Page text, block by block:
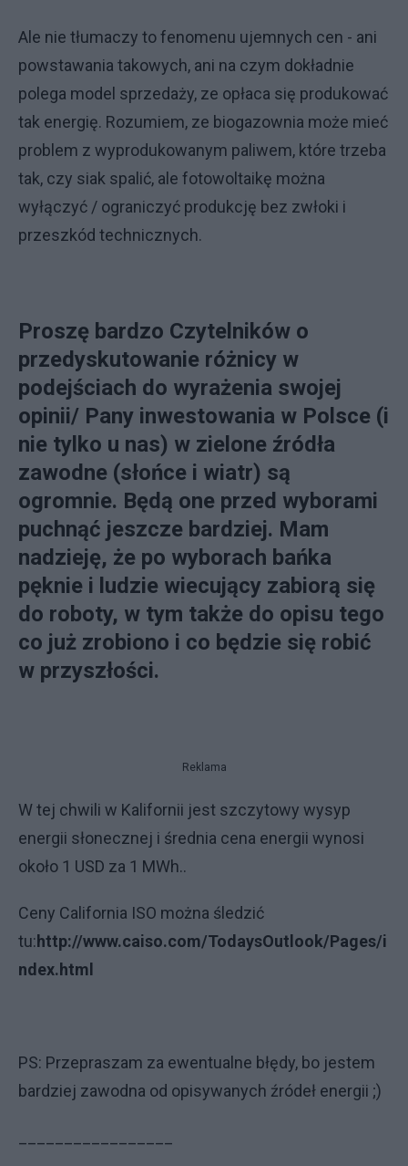
Ale nie tłumaczy to fenomenu ujemnych cen - ani
powstawania takowych, ani na czym dokładnie
polega model sprzedaży, ze opłaca się produkować
tak energię. Rozumiem, ze biogazownia może mieć
problem z wyprodukowanym paliwem, które trzeba
tak, czy siak spalić, ale fotowoltaikę można
wyłączyć / ograniczyć produkcję bez zwłoki i
przeszkód technicznych.
Proszę bardzo Czytelników o
przedyskutowanie różnicy w
podejściach do wyrażenia swojej
opinii/ Pany inwestowania w Polsce (i
nie tylko u nas) w zielone źródła
zawodne (słońce i wiatr) są
ogromnie. Będą one przed wyborami
puchnąć jeszcze bardziej. Mam
nadzieję, że po wyborach bańka
pęknie i ludzie wiecujący zabiorą się
do roboty, w tym także do opisu tego
co już zrobiono i co będzie się robić
w przyszłości.
Reklama
W tej chwili w Kalifornii jest szczytowy wysyp
energii słonecznej i średnia cena energii wynosi
około 1 USD za 1 MWh..
Ceny California ISO można śledzić
tu:http://www.caiso.com/TodaysOutlook/Pages/i
ndex.html
PS: Przepraszam za ewentualne błędy, bo jestem
bardziej zawodna od opisywanych źródeł energii ;)